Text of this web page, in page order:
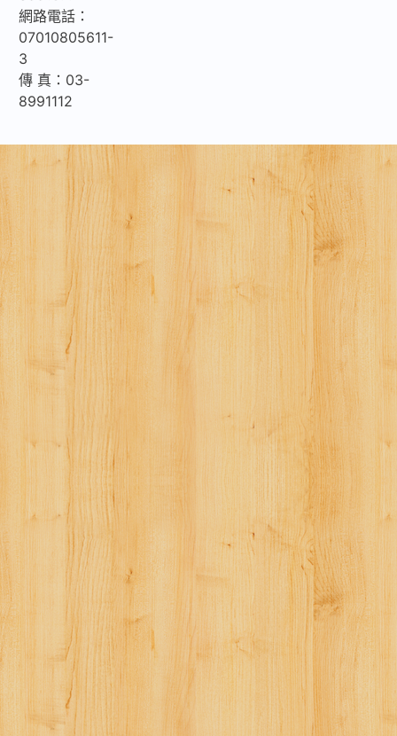
網路電話：
07010805611-
3
傳 真：03-
8991112